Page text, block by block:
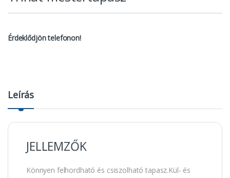
Érdeklődjön telefonon!
Leírás
JELLEMZŐK
Könnyen felhordható és csiszolható tapasz.Kül- és